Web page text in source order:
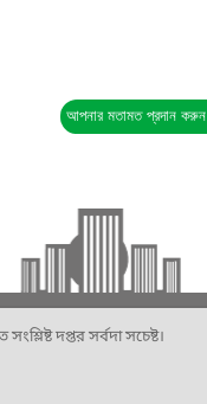
আপনার মতামত প্রদান করুন
দপ্তর সর্বদা সচেষ্ট।